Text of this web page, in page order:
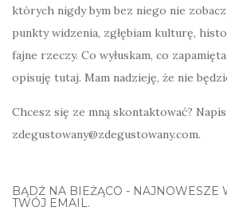
których nigdy bym bez niego nie
punkty widzenia, zgłębiam kulturę,
fajne rzeczy. Co wyłuskam, co
opisuję tutaj. Mam nadzieję, że nie
Chcesz się ze mną skontaktować?
zdegustowany@zdegustowany.com.
BĄDŹ NA BIEŻĄCO - NAJNOWESZE
TWÓJ EMAIL.